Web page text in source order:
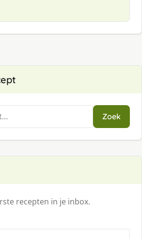
Zoek
recepten in je inbox.